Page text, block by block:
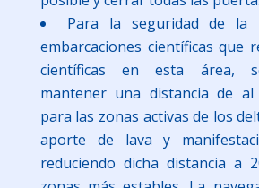
Para la seguridad de la
embarcaciones científicas que
científicas en esta área,
mantener una distancia de
para las zonas activas de los
aporte de lava y
reduciendo dicha distancia a